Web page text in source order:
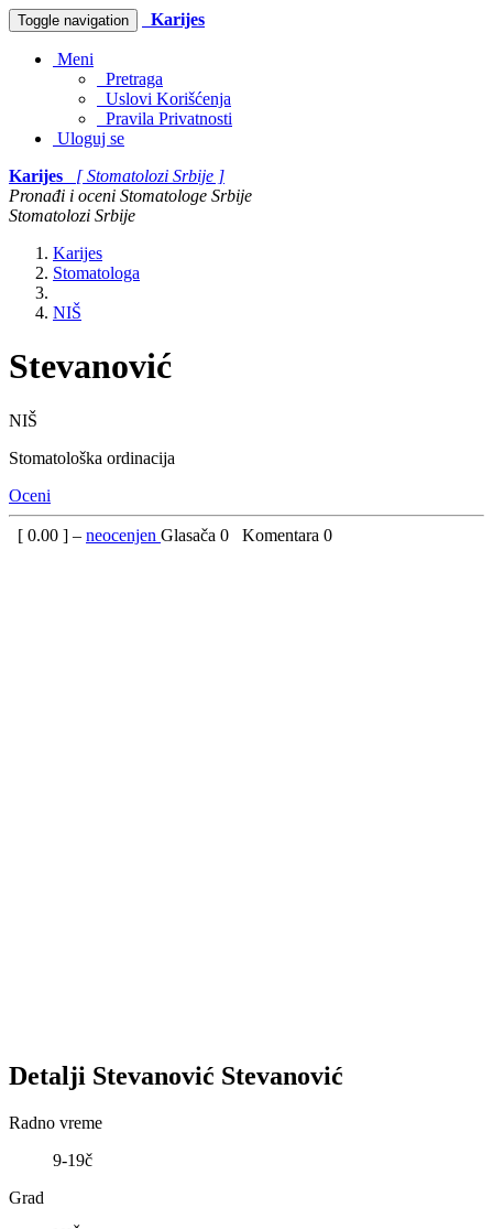
Toggle navigation Karijes
Meni
Pretraga
Uslovi Korišćenja
Pravila Privatnosti
Uloguj se
Karijes
[ Stomatolozi Srbije ]
Pronađi i oceni Stomatologe Srbije
Stomatolozi Srbije
Karijes
Stomatologa
NIŠ
Stevanović
NIŠ
Stomatološka ordinacija
Oceni
[ 0.00 ] – neocenjen Glasača 0 Komentara 0
Detalji Stevanović Stevanović
Radno vreme
9-19č
Grad